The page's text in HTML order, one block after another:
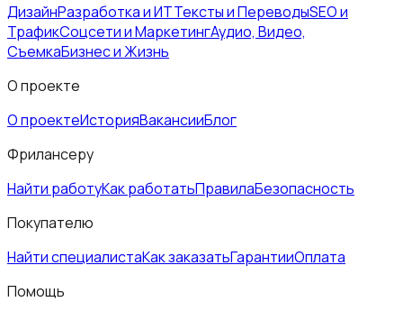
ДизайнРазработка и ИТТексты и ПереводыSEO и
ТрафикСоцсети и МаркетингАудио, Видео,
СъемкаБизнес и Жизнь
О проекте
О проектеИсторияВакансииБлог
Фрилансеру
Найти работуКак работатьПравилаБезопасность
Покупателю
Найти специалистаКак заказатьГарантииОплата
Помощь